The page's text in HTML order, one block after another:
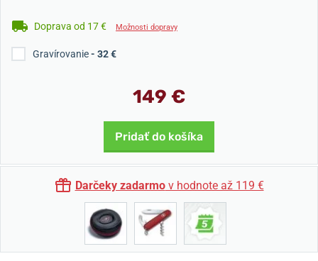
Doprava od 17 € Možnosti dopravy
Gravírovanie- 32 €
149 €
Pridať do košíka
Darčeky zadarmov hodnote až 119 €